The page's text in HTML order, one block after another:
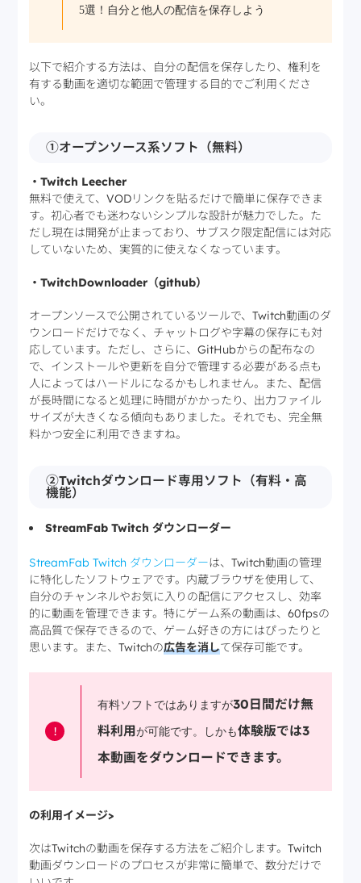
5選！自分と他人の配信を保存しよう
以下で紹介する方法は、自分の配信を保存したり、権利を
有する動画を適切な範囲で管理する目的でご利用くださ
い。
①オープンソース系ソフト（無料）
・Twitch Leecher
無料で使えて、VODリンクを貼るだけで簡単に保存できま
す。初心者でも迷わないシンプルな設計が魅力でした。た
だし現在は開発が止まっており、サブスク限定配信には対応
していないため、実質的に使えなくなっています。
・TwitchDownloader（github）
オープンソースで公開されているツールで、Twitch動画のダ
ウンロードだけでなく、チャットログや字幕の保存にも対
応しています。ただし、さらに、GitHubからの配布なの
で、インストールや更新を自分で管理する必要がある点も
人によってはハードルになるかもしれません。また、配信
が長時間になると処理に時間がかかったり、出力ファイル
サイズが大きくなる傾向もありました。それでも、完全無
料かつ安全に利用できますね。
②Twitchダウンロード専用ソフト（有料・高
機能）
StreamFab Twitch ダウンローダー
StreamFab Twitch ダウンローダーは、Twitch動画の管理
に特化したソフトウェアです。内蔵ブラウザを使用して、
自分のチャンネルやお気に入りの配信にアクセスし、効率
的に動画を管理できます。特にゲーム系の動画は、60fpsの
高品質で保存できるので、ゲーム好きの方にはぴったりと
思います。また、Twitchの広告を消して保存可能です。
!
有料ソフトではありますが30日間だけ無
料利用が可能です。しかも体験版では3
本動画をダウンロードできます。
の利用イメージ>
次はTwitchの動画を保存する方法をご紹介します。Twitch
動画ダウンロードのプロセスが非常に簡単で、数分だけで